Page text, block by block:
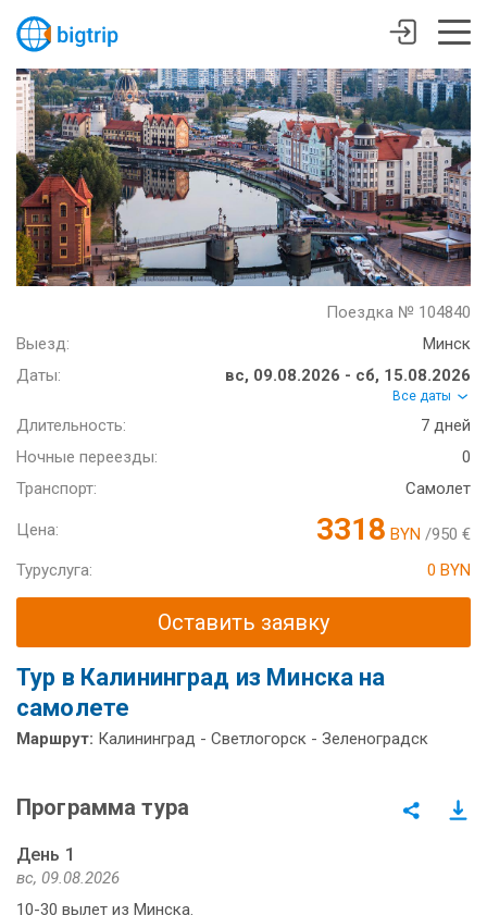
Поездка № 104840
Выезд:
Минск
Даты:
вс, 09.08.2026 - сб, 15.08.2026
Все даты
Длительность:
7 дней
Ночные переезды:
0
Транспорт:
Самолет
Цена: 3318 BYN /950 €
Туруслуга:
0 BYN
Оставить заявку
Тур в Калининград из Минска на
самолете
Маршрут: Калининград - Светлогорск - Зеленоградск
Программа тура
День 1
вс, 09.08.2026
10-30 вылет из Минска.